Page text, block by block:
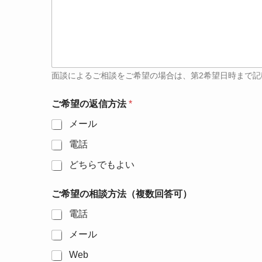
面談によるご相談をご希望の場合は、第2希望日時まで記
ご希望の返信方法*
メール
電話
どちらでもよい
ご希望の相談方法（複数回答可）
電話
メール
Web